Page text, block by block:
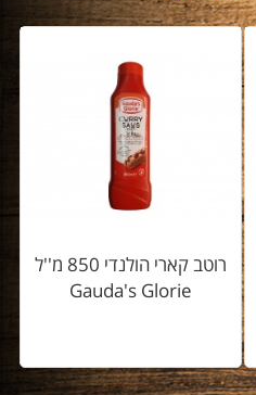
רוטב קארי הולנדי 850 מ''ל
Gauda's Glorie